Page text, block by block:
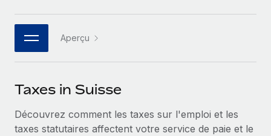
Connectez n'importe quel outil d’IA à Remote grâce à
notre MCP
Rationalisez vos processus avec des outils essentiels
SERVICES
Entreprise
Les RH à l’international pour les grandes entreprises
Partenaires stratégiques de la tech
Devenir partenaire
Checklists et modèles
Descriptions de postes
Salle de presse
日本語
한국어
Aperçu
Taxes in Suisse
Découvrez comment les taxes sur l'emploi et les
taxes statutaires affectent votre service de paie et le